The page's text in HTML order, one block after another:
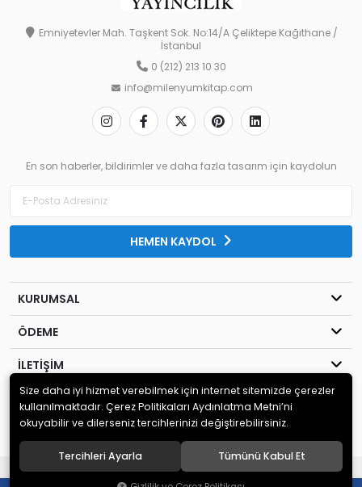
Emniyetevler Mah. Taşkent Sok. No:14/A Çeliktepe Kağıthane /
İstanbul
0 (212) 213 10 30
info@milenyumkitap.com
En son haberler, bildirimler ve daha fazla tasarım için kaydolun
HEMEN KAYDOL
KURUMSAL
ÖDEME
İLETİŞİM
© 2020MİLENYUM YAYINCILIK. Tüm hakları saklıdır.
Yeni Nesil E-Ticaret Sistemleri ile Hazırlanmıştır.
Size daha iyi hizmet verebilmek için internet sitemizde çerezler
kullanılmaktadır. Çerez Politikaları Aydınlatma Metni’ni
okuyabilir ve dilerseniz tercihlerinizi değiştirebilirsiniz.
Tercihleri Ayarla Tümünü Kabul Et